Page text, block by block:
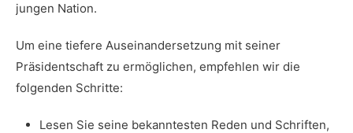
jungen Nation.
Um eine tiefere Auseinandersetzung mit seiner⁣
Präsidentschaft​ zu⁢ ermöglichen,⁣ empfehlen​ wir die
folgenden Schritte:
Lesen Sie ⁢seine bekanntesten Reden⁣ und Schriften,